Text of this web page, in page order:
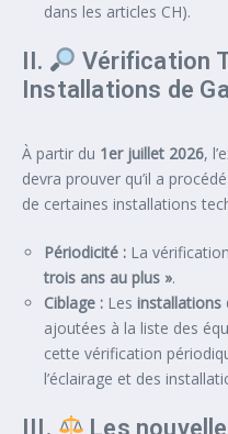
dans les articles CH).
II.
Vérification
Installations de
À partir du 1er juillet 2026,
devra prouver qu’il a
de certaines installations
Périodicité : La
trois ans au plus ».
Ciblage : Les installations
ajoutées à la liste des
cette vérification
l’éclairage et des
III. Les